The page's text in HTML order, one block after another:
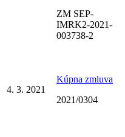
ZM SEP-
IMRK2-2021-
003738-2
4. 3. 2021
Kúpna zmluva
2021/0304